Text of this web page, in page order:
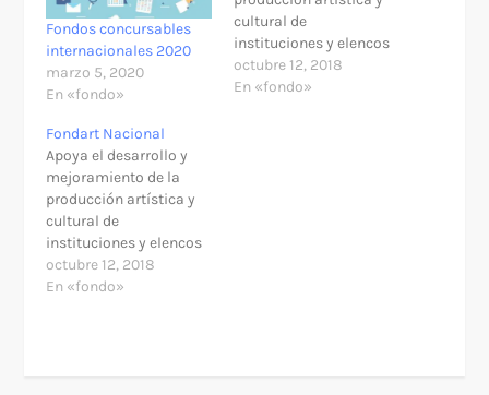
Fondos concursables
internacionales 2020
marzo 5, 2020
En «fondo»
cultural de
instituciones y elencos
estables y fomenta la
creación de excelencia,
octubre 12, 2018
En «fondo»
Fondart Nacional
Apoya el desarrollo y
mejoramiento de la
producción artística y
cultural de
instituciones y elencos
estables y fomenta la
creación de excelencia,
octubre 12, 2018
En «fondo»